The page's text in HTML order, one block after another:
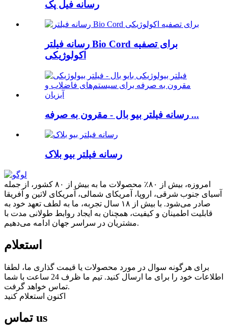
رسانه فیل پک
رسانه فیلتر Bio Cord برای تصفیه
اکولوژیکی
رسانه فیلتر بیو بال - مقرون به صرفه ...
رسانه فیلتر بیو بلاک
امروزه، بیش از ۸۰٪ محصولات ما به بیش از ۸۰ کشور، از جمله
آسیای جنوب شرقی، اروپا، آمریکای شمالی، آمریکای لاتین و آفریقا
صادر می‌شود. با بیش از ۱۸ سال تجربه، ما به لطف تعهد خود به
قابلیت اطمینان و کیفیت، همچنان به ایجاد روابط طولانی مدت با
مشتریان در سراسر جهان ادامه می‌دهیم.
استعلام
برای هرگونه سوال در مورد محصولات یا قیمت گذاری ما، لطفا
اطلاعات خود را برای ما ارسال کنید. تیم ما ظرف 24 ساعت با شما
تماس خواهد گرفت.
اکنون استعلام کنید
تماس us